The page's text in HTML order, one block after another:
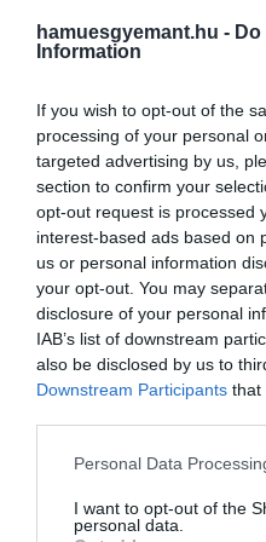
hamuesgyemant.hu -
Information
If you wish to opt-out of the
processing of your personal
targeted advertising by us,
section to confirm your
opt-out request is processed
interest-based ads based on
us or personal information
your opt-out. You may
disclosure of your personal
IAB’s list of downstream
also be disclosed by us to
Downstream Participants that
Please note that this
not limited to your visit or
grant or deny consent to
Personal Data
I want to opt-out of the
personal data.
legnagyobb hatású
örökre érezhető
Armani